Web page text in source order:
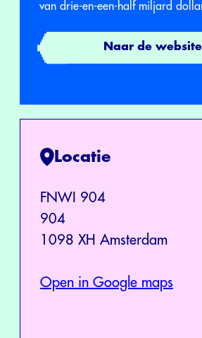
van drie-en-een-half miljard
Naar de website
Locatie
FNWI 904
904
1098 XH Amsterdam
Open in Google maps